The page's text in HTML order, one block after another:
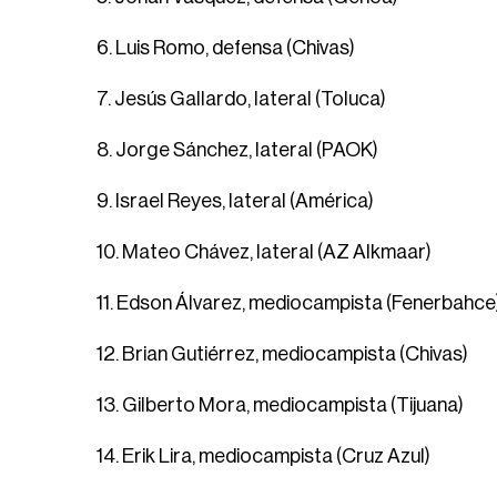
6. Luis Romo, defensa (Chivas)
7. Jesús Gallardo, lateral (Toluca)
8. Jorge Sánchez, lateral (PAOK)
9. Israel Reyes, lateral (América)
10. Mateo Chávez, lateral (AZ Alkmaar)
11. Edson Álvarez, mediocampista
12. Brian Gutiérrez, mediocampista (Chivas)
13. Gilberto Mora, mediocampista (Tijuana)
14. Erik Lira, mediocampista (Cruz Azul)